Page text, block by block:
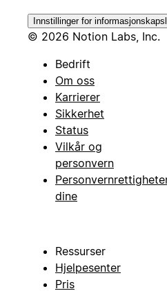
Innstillinger for
© 2026 Notion Labs, Inc.
Bedrift
Om oss
Karrierer
Sikkerhet
Status
Vilkår og
personvern
dine
Ressurser
Hjelpesenter
Pris